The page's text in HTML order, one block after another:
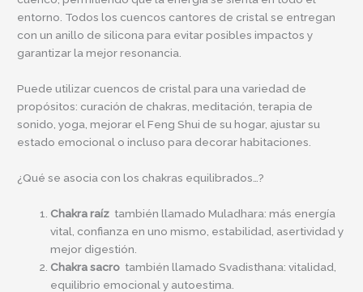
entorno. Todos los cuencos cantores de cristal se entregan
con un anillo de silicona para evitar posibles impactos y
garantizar la mejor resonancia.
Puede utilizar cuencos de cristal para una variedad de
propósitos: curación de chakras, meditación, terapia de
sonido, yoga, mejorar el Feng Shui de su hogar, ajustar su
estado emocional o incluso para decorar habitaciones.
¿Qué se asocia con los chakras equilibrados…?
Chakra raíz también llamado Muladhara: más energía
vital, confianza en uno mismo, estabilidad, asertividad y
mejor digestión.
Chakra sacro también llamado Svadisthana: vitalidad,
equilibrio emocional y autoestima.